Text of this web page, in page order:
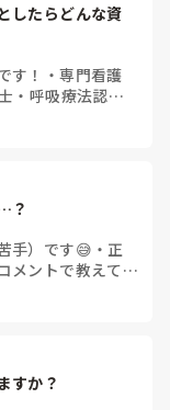
したらどんな資
す！ ・専門看護
・ 呼吸療法認定
えて下さい)
？
手）です😅 ・ 正
メントで教えてく
すか？